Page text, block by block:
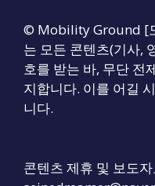
© Mobility Ground [
는 모든 콘텐츠(기사,
호를 받는 바, 무단 전
지합니다. 이를 어길
니다.
콘텐츠 제휴 및 보도